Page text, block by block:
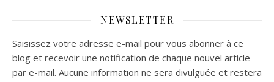
NEWSLETTER
Saisissez votre adresse e-mail pour vous abonner à ce
blog et recevoir une notification de chaque nouvel article
par e-mail. Aucune information ne sera divulguée et restera